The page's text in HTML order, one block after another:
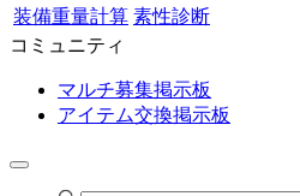
装備重量計算 素性診断
コミュニティ
マルチ募集掲示板
アイテム交換掲示板